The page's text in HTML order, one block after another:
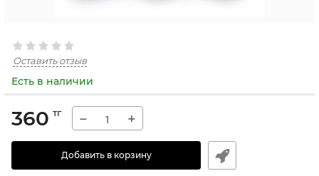
Оставить отзыв
Есть в наличии
360 тг − +
Добавить в корзину